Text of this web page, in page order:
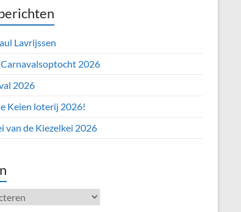
Lavrijssen
2026
2026
Keien loterij 2026!
van de Kiezelkei 2026